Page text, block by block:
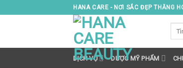
to
HANA CARE - NƠI SẮC ĐẸP THĂNG
DỊCH VỤ DƯỢC MỸ PHẨM